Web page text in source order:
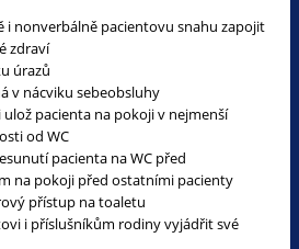
i nonverbálně pacientovu snahu zapojit
zdraví
úrazů
v nácviku sebeobsluhy
pacienta na pokoji v nejmenší
od WC
pacienta na WC před
na pokoji před ostatními pacienty
přístup na toaletu
i příslušníkům rodiny vyjádřit své